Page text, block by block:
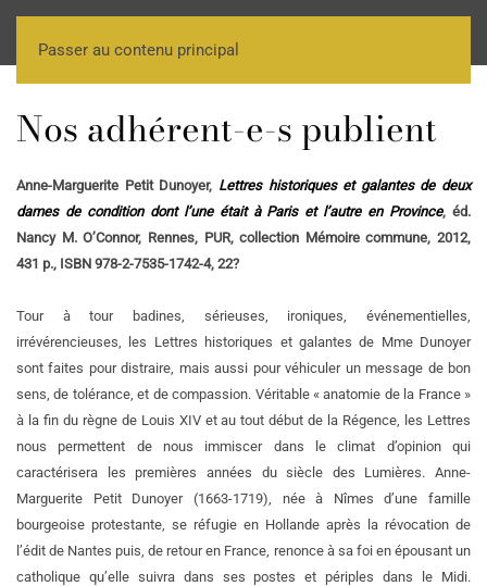
Passer au contenu principal
Nos adhérent-e-s publient
Anne-Marguerite Petit Dunoyer, Lettres historiques et galantes de deux
dames de condition dont l’une était à Paris et l’autre en Province, éd.
Nancy M. O’Connor, Rennes, PUR, collection Mémoire commune, 2012,
431 p., ISBN 978-2-7535-1742-4, 22?
Tour à tour badines, sérieuses, ironiques, événementielles,
irrévérencieuses, les Lettres historiques et galantes de Mme Dunoyer
sont faites pour distraire, mais aussi pour véhiculer un message de bon
sens, de tolérance, et de compassion. Véritable « anatomie de la France »
à la fin du règne de Louis XIV et au tout début de la Régence, les Lettres
nous permettent de nous immiscer dans le climat d’opinion qui
caractérisera les premières années du siècle des Lumières. Anne-
Marguerite Petit Dunoyer (1663-1719), née à Nîmes d’une famille
bourgeoise protestante, se réfugie en Hollande après la révocation de
l’édit de Nantes puis, de retour en France, renonce à sa foi en épousant un
catholique qu’elle suivra dans ses postes et périples dans le Midi.